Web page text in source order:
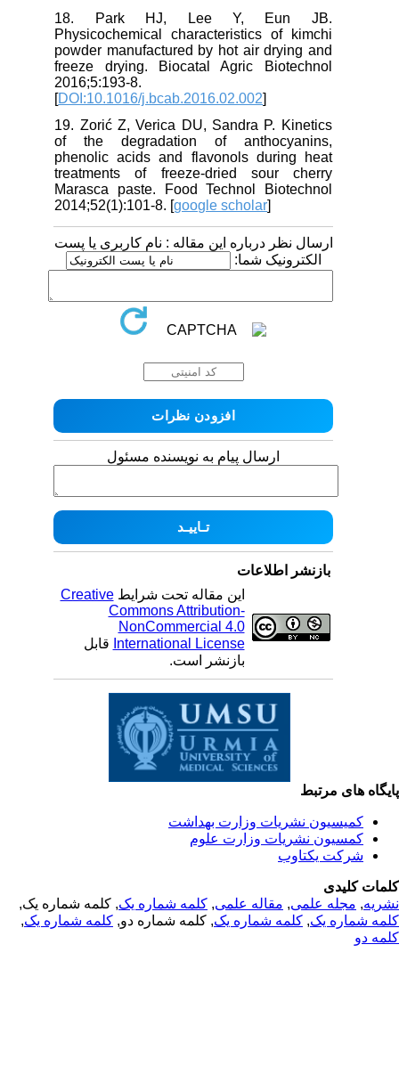
18. Park HJ, Lee Y, Eun JB.
Physicochemical characteristics of kimchi
powder manufactured by hot air drying and
freeze drying. Biocatal Agric Biotechnol
2016;5:193-8.
[DOI:10.1016/j.bcab.2016.02.002
19. Zorić Z, Verica DU, Sandra P. Kinetics
of the degradation of anthocyanins,
phenolic acids and flavonols during heat
treatments of freeze-dried sour cherry
Marasca paste. Food Technol Biotechnol
2014;52(1):101-8. [google scholar
ارسال نظر درباره این مقاله : نام کاربری یا پست
الکترونیک شما:
ارسال پیام به نویسنده مسئول
بازنشر اطلاعات
این مقاله تحت شرایطCreative
Commons Attribution-
NonCommercial 4.0
International Licenseقابل
بازنشر است.
های مرتبط
کمیسیون نشریات وزارت بهداشت
کمسیون نشریات وزارت علوم
شرکت یکتاوب
کلیدی
,مجله علمی, مقاله علمی, کلمه شماره یک, کلمه شماره یک,
شماره یک,کلمه شماره یک, کلمه شماره دو,کلمه شماره یک,
دو